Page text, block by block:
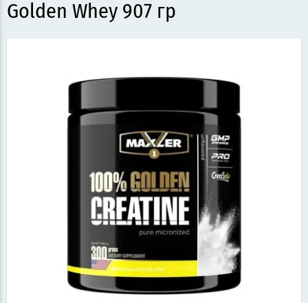
Golden Whey 907 гр